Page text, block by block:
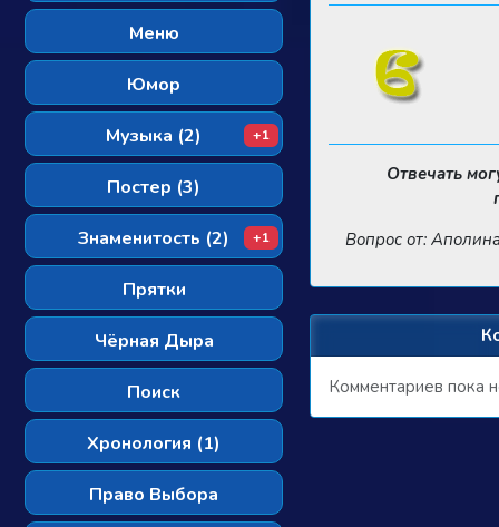
Меню
Юмор
Музыка (2) +1
Постер (3)
Знаменитость (2) +1
Прятки
Чёрная Дыра
Поиск
Хронология (1)
Право Выбора
Отвечать
Вопрос от:
Комментариев пока